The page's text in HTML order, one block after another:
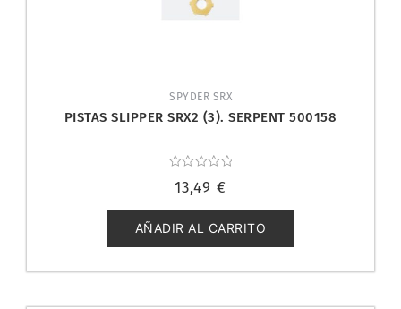
SPYDER SRX
PISTAS SLIPPER SRX2 (3). SERPENT 500158
con
de
5
13,49 €
AÑADIR AL CARRITO